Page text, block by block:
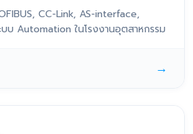
CC-Link, AS-interface,
บ Automation ในโรงงานอุตสาหกรรม
→